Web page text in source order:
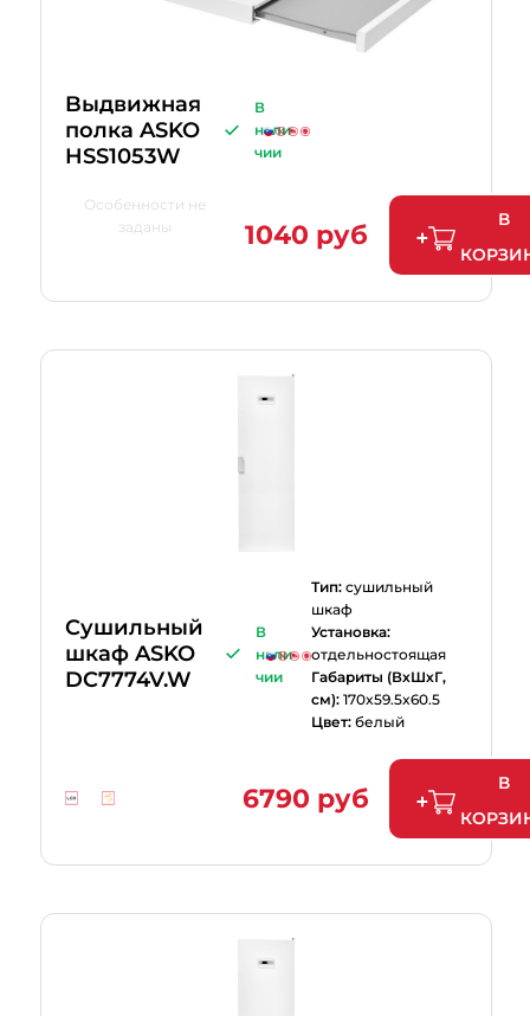
Bыдвижная
полка ASKO
HSS1053W
В
нали
чии
Особенности не
заданы
1040 руб
В
Cушильный
шкаф ASKO
DC7774V.W
В
нали
чии
Тип: сушильный
шкаф
Установка:
отдельностоящая
Габариты (ВхШхГ,
см): 170x59.5x60.5
Цвет: белый
6790 руб
В